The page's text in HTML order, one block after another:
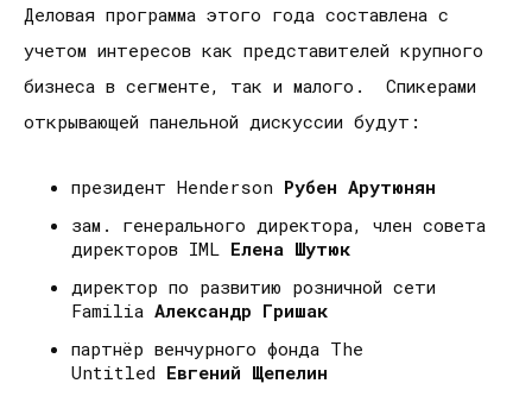
Деловая программа этого года составлена с
учетом интересов как представителей крупного
бизнеса в сегменте, так и малого. Спикерами
открывающей панельной дискуссии будут:
президент Henderson Рубен Арутюнян
зам. генерального директора, член совета
директоров IML Елена Шутюк
директор по развитию розничной сети
Familia Александр Гришак
партнёр венчурного фонда The
Untitled Евгений Щепелин